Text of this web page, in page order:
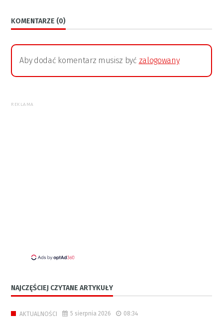
KOMENTARZE (0)
Aby dodać komentarz musisz być zalogowany
REKLAMA
NAJCZĘŚCIEJ CZYTANE ARTYKUŁY
AKTUALNOŚCI 5 sierpnia 2026 08:34